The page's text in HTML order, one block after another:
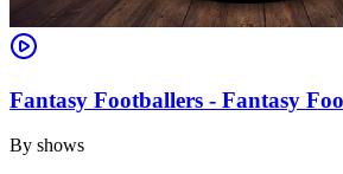
Fantasy Footballers - Fantasy
By shows